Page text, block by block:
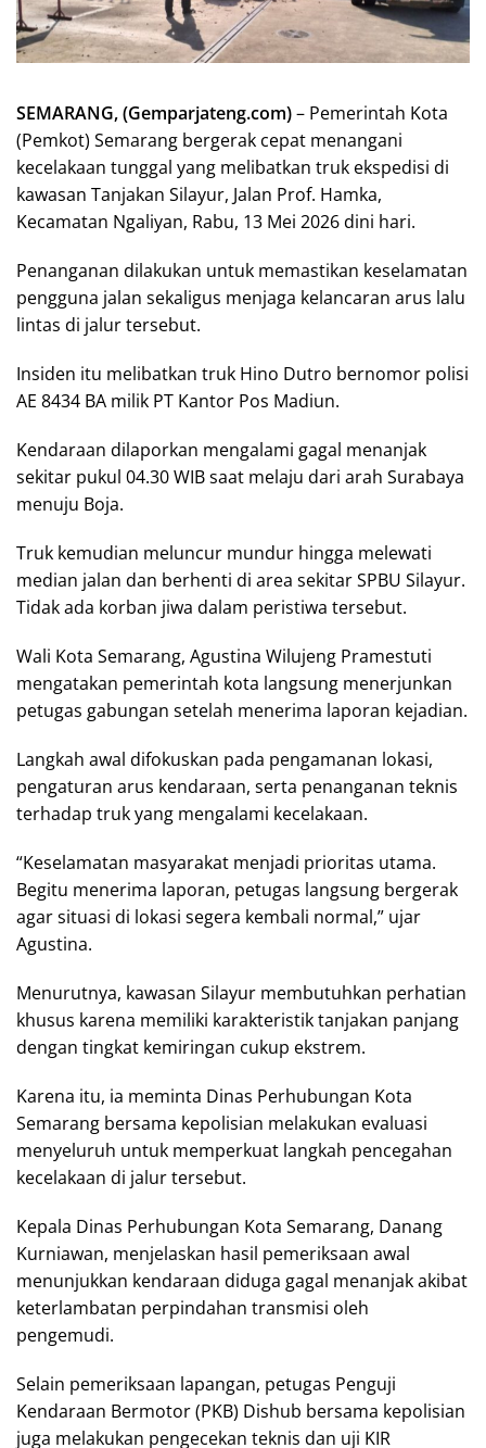
SEMARANG, (Gemparjateng.com)– Pemerintah Kota
(Pemkot) Semarang bergerak cepat menangani
kecelakaan tunggal yang melibatkan truk ekspedisi di
kawasan Tanjakan Silayur, Jalan Prof. Hamka,
Kecamatan Ngaliyan, Rabu, 13 Mei 2026 dini hari.
Penanganan dilakukan untuk memastikan keselamatan
pengguna jalan sekaligus menjaga kelancaran arus lalu
lintas di jalur tersebut.
Insiden itu melibatkan truk Hino Dutro bernomor polisi
AE 8434 BA milik PT Kantor Pos Madiun.
Kendaraan dilaporkan mengalami gagal menanjak
sekitar pukul 04.30 WIB saat melaju dari arah Surabaya
menuju Boja.
Truk kemudian meluncur mundur hingga melewati
median jalan dan berhenti di area sekitar SPBU Silayur.
Tidak ada korban jiwa dalam peristiwa tersebut.
Wali Kota Semarang, Agustina Wilujeng Pramestuti
mengatakan pemerintah kota langsung menerjunkan
petugas gabungan setelah menerima laporan kejadian.
Langkah awal difokuskan pada pengamanan lokasi,
pengaturan arus kendaraan, serta penanganan teknis
terhadap truk yang mengalami kecelakaan.
“Keselamatan masyarakat menjadi prioritas utama.
Begitu menerima laporan, petugas langsung bergerak
agar situasi di lokasi segera kembali normal,” ujar
Agustina.
Menurutnya, kawasan Silayur membutuhkan perhatian
khusus karena memiliki karakteristik tanjakan panjang
dengan tingkat kemiringan cukup ekstrem.
Karena itu, ia meminta Dinas Perhubungan Kota
Semarang bersama kepolisian melakukan evaluasi
menyeluruh untuk memperkuat langkah pencegahan
kecelakaan di jalur tersebut.
Kepala Dinas Perhubungan Kota Semarang, Danang
Kurniawan, menjelaskan hasil pemeriksaan awal
menunjukkan kendaraan diduga gagal menanjak akibat
keterlambatan perpindahan transmisi oleh
pengemudi.
Selain pemeriksaan lapangan, petugas Penguji
Kendaraan Bermotor (PKB) Dishub bersama kepolisian
juga melakukan pengecekan teknis dan uji KIR